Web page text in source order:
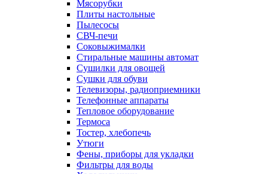
Мясорубки
Плиты настольные
Пылесосы
СВЧ-печи
Соковыжималки
Стиральные машины автомат
Сушилки для овощей
Сушки для обуви
Телевизоры, радиоприемники
Телефонные аппараты
Тепловое оборудование
Термоса
Тостер, хлебопечь
Утюги
Фены, приборы для укладки
Фильтры для воды